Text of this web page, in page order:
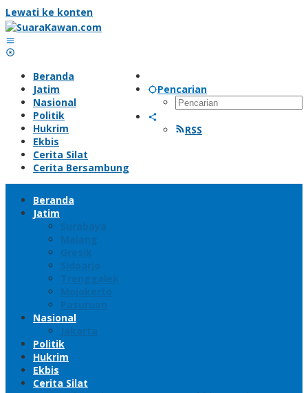
Lewati ke konten
Pencarian
RSS
Beranda
Jatim
Nasional
Politik
Hukrim
Ekbis
Cerita Silat
Cerita Bersambung
Beranda
Jatim
Surabaya
Malang
Gresik
Sidoarjo
Trenggalek
Mojokerto
Pasuruan
Nasional
Jakarta
Politik
Hukrim
Ekbis
Cerita Silat